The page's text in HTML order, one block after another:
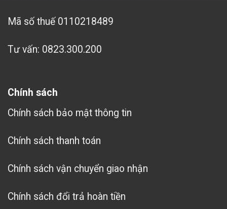
Mã số thuế 0110218489
Tư vấn: 0823.300.200
Chính sách
Chính sách bảo mật thông tin
Chính sách thanh toán
Chính sách vận chuyển giao nhận
Chính sách đổi trả hoàn tiền